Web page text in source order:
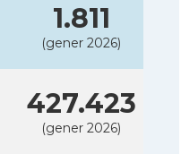
1.811
(gener 2026)
427.423
(gener 2026)